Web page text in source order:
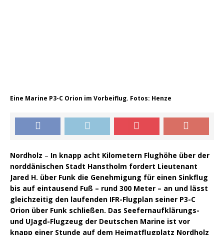
Eine Marine P3-C Orion im Vorbeiflug. Fotos: Henze
Nordholz – In knapp acht Kilometern Flughöhe über der
norddänischen Stadt Hanstholm fordert Lieutenant
Jared H. über Funk die Genehmigung für einen Sinkflug
bis auf eintausend Fuß – rund 300 Meter – an und lässt
gleichzeitig den laufenden IFR-Flugplan seiner P3-C
Orion über Funk schließen. Das Seefernaufklärungs-
und UJagd-Flugzeug der Deutschen Marine ist vor
knapp einer Stunde auf dem Heimatflugplatz Nordholz